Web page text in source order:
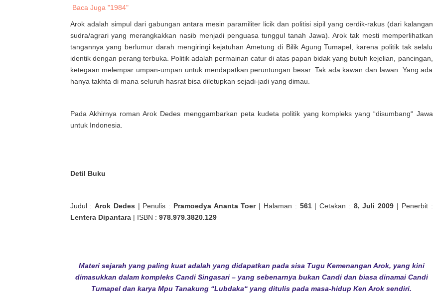
Baca Juga "1984"
Arok adalah simpul dari gabungan antara mesin paramiliter licik dan politisi sipil yang cerdik-rakus (dari kalangan
sudra/agrari yang merangkakkan nasib menjadi penguasa tunggul tanah Jawa). Arok tak mesti memperlihatkan
tangannya yang berlumur darah mengiringi kejatuhan Ametung di Bilik Agung Tumapel, karena politik tak selalu
identik dengan perang terbuka. Politik adalah permainan catur di atas papan bidak yang butuh kejelian, pancingan,
ketegaan melempar umpan-umpan untuk mendapatkan peruntungan besar. Tak ada kawan dan lawan. Yang ada
hanya takhta di mana seluruh hasrat bisa diletupkan sejadi-jadi yang dimau.
Pada Akhirnya roman Arok Dedes menggambarkan peta kudeta politik yang kompleks yang “disumbang“ Jawa
untuk Indonesia.
Detil Buku
Judul :Arok Dedes | Penulis : Pramoedya Ananta Toer| Halaman : 561 | Cetakan : 8, Juli 2009 | Penerbit :
Lentera Dipantara| ISBN : 978.979.3820.129
Materi sejarah yang paling kuat adalah yang didapatkan pada sisa Tugu Kemenangan Arok, yang kini
dimasukkan dalam kompleks Candi Singasari – yang sebenarnya bukan Candi dan biasa dinamai Candi
Tumapel dan karya Mpu Tanakung “Lubdaka“ yang ditulis pada masa-hidup Ken Arok sendiri.